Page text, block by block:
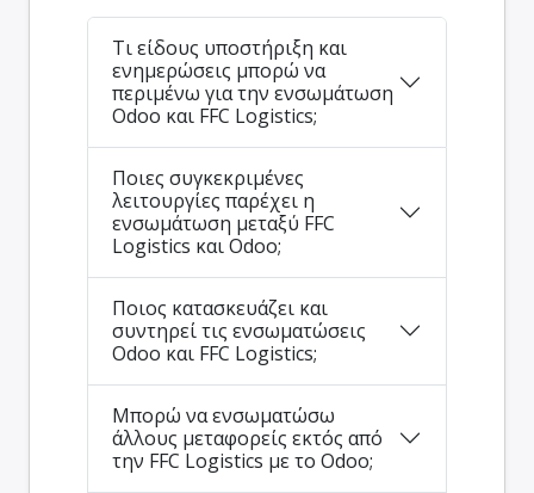
Τι είδους υποστήριξη και
ενημερώσεις μπορώ να
περιμένω για την ενσωμάτωση
Odoo και FFC Logistics;
Ποιες συγκεκριμένες
λειτουργίες παρέχει η
ενσωμάτωση μεταξύ FFC
Logistics και Odoo;
Ποιος κατασκευάζει και
συντηρεί τις ενσωματώσεις
Odoo και FFC Logistics;
Μπορώ να ενσωματώσω
άλλους μεταφορείς εκτός από
την FFC Logistics με το Odoo;